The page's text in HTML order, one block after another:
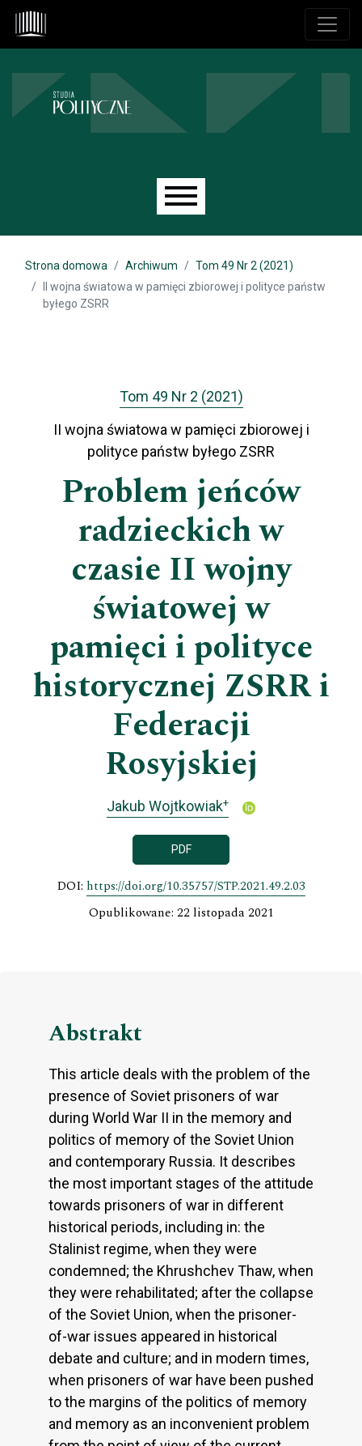
Przejdź do głównego menu
Przejdź do sekcji głównej
Przejdź do stopki
Main menu
Strona domowa Archiwum
Tom 49 Nr 2 (2021)
II wojna światowa w pamięci zbiorowej i polityce państw
byłego ZSRR
Tom 49 Nr 2 (2021)
II wojna światowa w pamięci zbiorowej i
polityce państw byłego ZSRR
Problem jeńców
radzieckich w
czasie II wojny
światowej w
pamięci i polityce
historycznej ZSRR i
Federacji
Rosyjskiej
Jakub Wojtkowiak+
PDF
DOI: https://doi.org/10.35757/STP.2021.49.2.03
Opublikowane: 22 listopada 2021
Abstrakt
This article deals with the problem of the
presence of Soviet prisoners of war
during World War II in the memory and
politics of memory of the Soviet Union
and contemporary Russia. It describes
the most important stages of the attitude
towards prisoners of war in different
historical periods, including in: the
Stalinist regime, when they were
condemned; the Khrushchev Thaw, when
they were rehabilitated; after the collapse
of the Soviet Union, when the prisoner-
of-war issues appeared in historical
debate and culture; and in modern times,
when prisoners of war have been pushed
to the margins of the politics of memory
and memory as an inconvenient problem